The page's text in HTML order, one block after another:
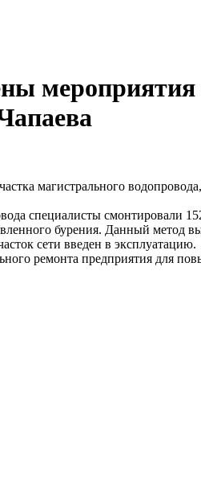
мероприятия
магистрального
специалисты смонтировали
бурения. Данный метод
сети введен в эксплуатацию.
ремонта предприятия для